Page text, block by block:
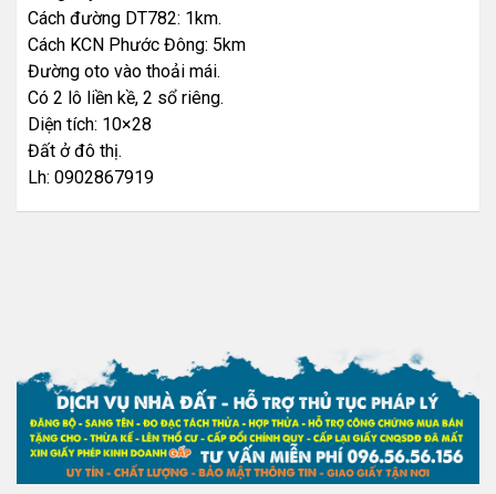
Cách đường DT782: 1km.
Cách KCN Phước Đông: 5km
Đường oto vào thoải mái.
Có 2 lô liền kề, 2 sổ riêng.
Diện tích: 10×28
Đất ở đô thị.
Lh: 0902867919